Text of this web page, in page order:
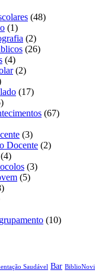
(48)
(1)
(2)
(26)
(4)
(2)
(17)
(67)
(3)
Docente (2)
(4)
(3)
(5)
(10)
Saudável Bar